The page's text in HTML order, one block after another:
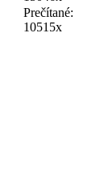
Prečítané:
10515x